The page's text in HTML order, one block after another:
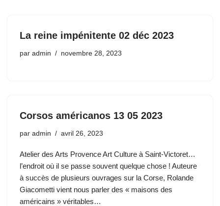
La reine impénitente 02 déc 2023
par admin novembre 28, 2023
Corsos américanos 13 05 2023
par admin avril 26, 2023
Atelier des Arts Provence Art Culture à Saint-Victoret…
l’endroit où il se passe souvent quelque chose ! Auteure
à succès de plusieurs ouvrages sur la Corse, Rolande
Giacometti vient nous parler des « maisons des
américains » véritables…